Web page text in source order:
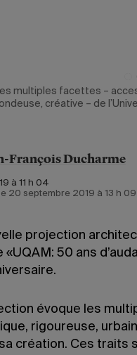
multiples facettes –
créative – de
François Ducharme
à 11 h 04
20 septembre 2019 à 13 h 09
projection
«UQAM: 50 ans
évoque les
rigoureuse,
création. Ces traits